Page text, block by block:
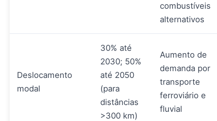
combustíveis
alternativos
Deslocamento
modal
30% até
2030; 50%
até 2050
(para
distâncias
>300 km)
Aumento de
demanda por
transporte
ferroviário e
fluvial